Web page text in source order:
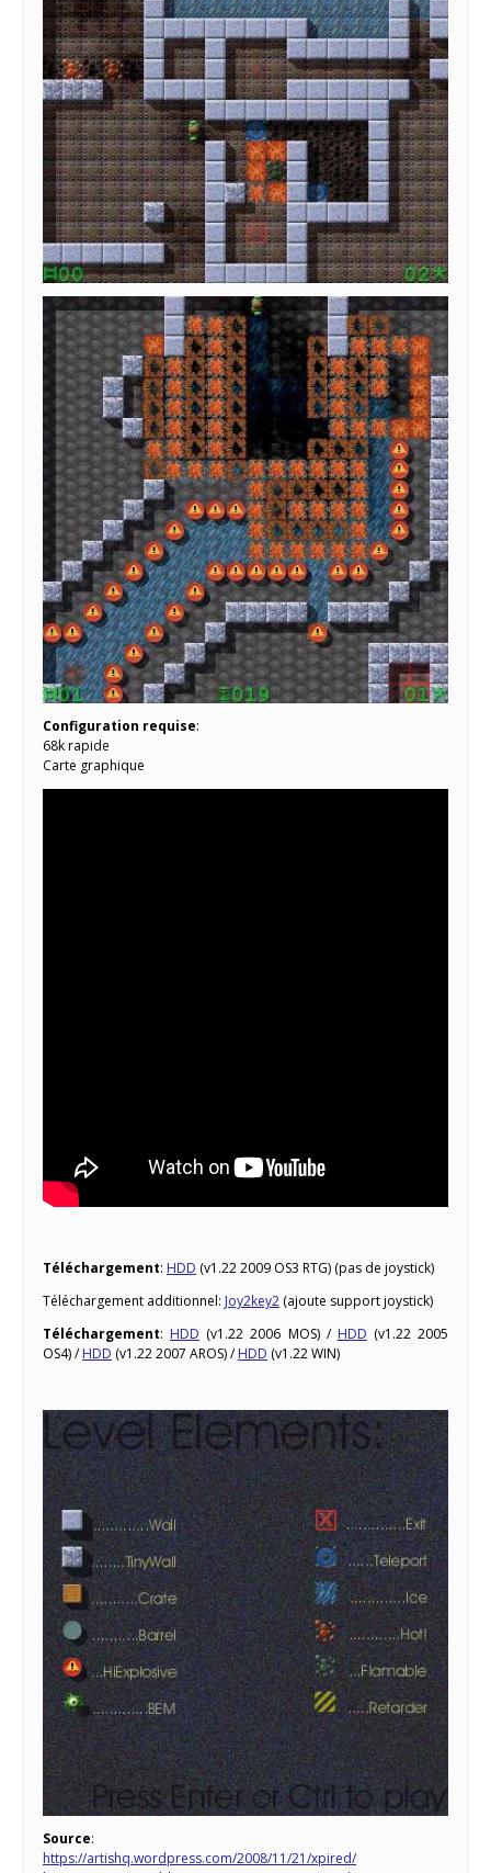
Configuration requise:
68k rapide
Carte graphique
Téléchargement: HDD (v1.22 2009 OS3 RTG) (pas de joystick)
Téléchargement additionnel: Joy2key2 (ajoute support joystick)
Téléchargement: HDD (v1.22 2006 MOS) / HDD (v1.22 2005
OS4) /HDD (v1.22 2007 AROS) /HDD (v1.22 WIN)
Source:
https://artishq.wordpress.com/2008/11/21/xpired/